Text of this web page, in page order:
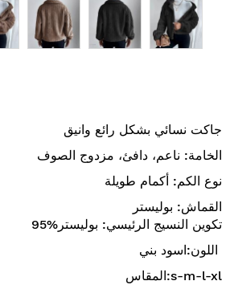
جاكت نسائي بشكل رائع وانيق
الخامة: ناعم، دافئ، مزدوج الصوف
نوع الكم: أكمام طويلة
القماش: بوليستر
تكوين النسيج الرئيسي: بوليستر%95
المقاس:s-m-l-xl